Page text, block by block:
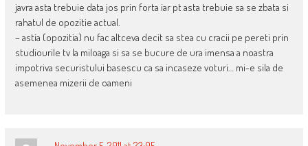
javra asta trebuie data jos prin forta iar pt asta trebuie sa se zbata si
rahatul de opozitie actual.
– astia (opozitia) nu fac altceva decit sa stea cu cracii pe pereti prin
studiourile tv la miloaga si sa se bucure de ura imensa a noastra
impotriva securistului basescu ca sa incaseze voturi… mi-e sila de
asemenea mizerii de oameni